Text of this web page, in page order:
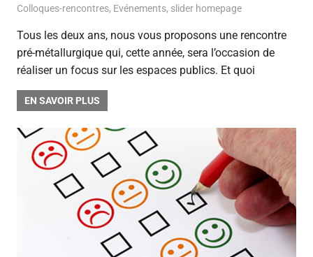
29 mars 2018
La team du Gsara
Colloques-rencontres, Evénements, slider homepage
Tous les deux ans, nous vous proposons une rencontre
pré-métallurgique qui, cette année, sera l’occasion de
réaliser un focus sur les espaces publics. Et quoi
EN SAVOIR PLUS